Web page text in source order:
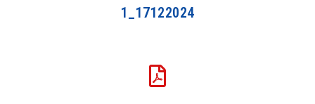
1_17122024